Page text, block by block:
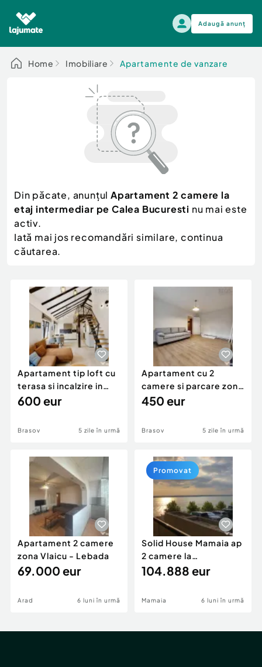
Adaugă anunț
Alege categoria
Auto, moto si ambarcatiuni
Electronice si electrocasnice
Mama si copilul
Moda si frumusete
Sport, timp liber, arta
Agro si Industrie
Animale de companie
Afaceri și echipamente profesionale
Inchiriere Bunuri si Vehicule
Auto, moto si ambarcatiuni
Scutere - ATV - UTV
Autoutilitare
Ambarcatiuni
Camioane - Rulote - Remorci
Motociclete
Piese auto si accesorii
Dacia Duster
Home Imobiliare Apartamente de vanzare
Din păcate, anunțul Apartament 2 camere la
etaj intermediar pe Calea Bucuresti nu mai este
activ.
Iată mai jos recomandări similare, continua
căutarea.
Apartament tip loft cu
terasa si incalzire in
pardoseala
600 eur
Brasov 5 zile în urmă
Apartament cu 2
camere si parcare zona
Faget Garii
450 eur
Brasov 5 zile în urmă
Apartament 2 camere
zona Vlaicu - Lebada
69.000 eur
Arad 6 luni în urmă
Solid House Mamaia ap
2 camere la
cheie,langa Mega
104.888 eur
Mamaia 6 luni în urmă
Promovat